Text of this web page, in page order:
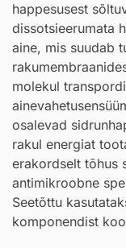
happesusest
dissotsieerumata
aine, mis suudab
molekul
osalevad
rakul energiat
erakordselt tõhus
antimikroobne
Seetõttu
komponendist